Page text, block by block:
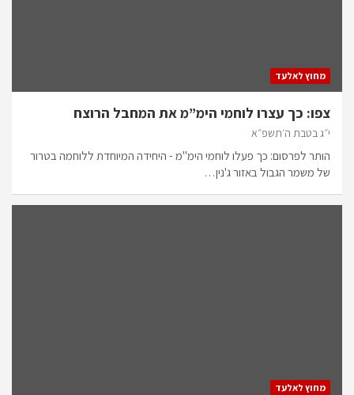
מחוץ לאלעד
צפו: כך עצרו לוחמי הימ”מ את המחבל הרוצח
י״ג בטבת ה׳תשפ״א
הותר לפרסום: כך פעלו לוחמי הימ"מ - היחידה המיוחדת ללוחמה בטרור
של משמר הגבול באזור ג'נין…
מחוץ לאלעד